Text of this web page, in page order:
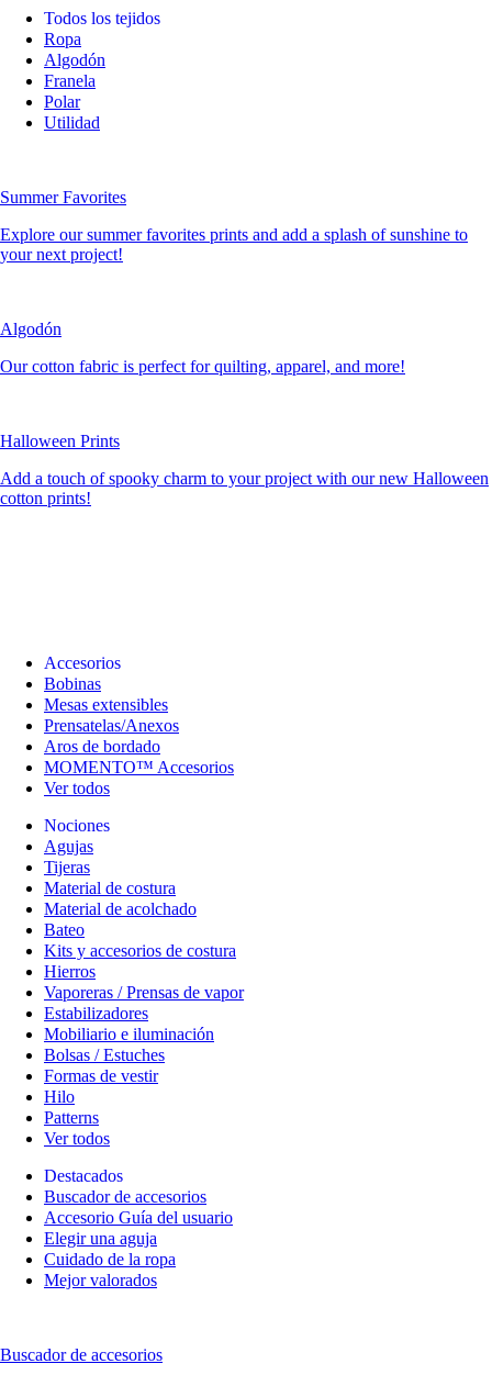
Todos los tejidos
Ropa
Algodón
Franela
Polar
Utilidad
Summer Favorites
Explore our summer favorites prints and add a splash of sunshine to
your next project!
Algodón
Our cotton fabric is perfect for quilting, apparel, and more!
Halloween Prints
Add a touch of spooky charm to your project with our new Halloween
cotton prints!
Accesorios
Bobinas
Mesas extensibles
Prensatelas/Anexos
Aros de bordado
MOMENTO™ Accesorios
Ver todos
Nociones
Agujas
Tijeras
Material de costura
Material de acolchado
Bateo
Kits y accesorios de costura
Hierros
Vaporeras / Prensas de vapor
Estabilizadores
Mobiliario e iluminación
Bolsas / Estuches
Formas de vestir
Hilo
Patterns
Ver todos
Destacados
Buscador de accesorios
Accesorio Guía del usuario
Elegir una aguja
Cuidado de la ropa
Mejor valorados
Buscador de accesorios